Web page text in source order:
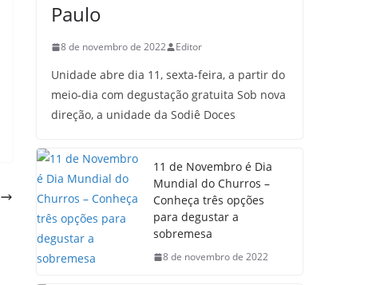
Paulo
8 de novembro de 2022 Editor
Unidade abre dia 11, sexta-feira, a partir do
meio-dia com degustação gratuita Sob nova
direção, a unidade da Sodiê Doces
11 de Novembro é Dia
Mundial do Churros –
Conheça três opções
para degustar a
sobremesa
8 de novembro de 2022